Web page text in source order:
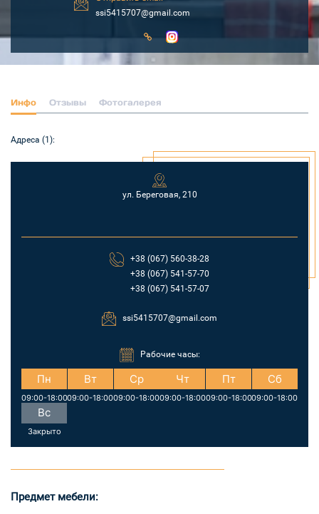
ssi5415707@gmail.com
Инфо Отзывы Фотогалерея
Адреса (1):
ул. Береговая, 210
+38 (067) 560-38-28
+38 (067) 541-57-70
+38 (067) 541-57-07
ssi5415707@gmail.com
Рабочие часы:
Пн
09:00-18:00
Вт
09:00-18:00
Ср
09:00-18:00
Чт
09:00-18:00
Пт
09:00-18:00
Сб
09:00-18:00
Вс
Закрыто
Предмет мебели: